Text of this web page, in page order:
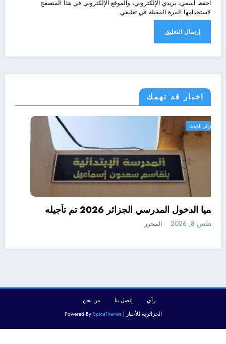
احفظ اسمي، بريدي الإلكتروني، والموقع الإلكتروني في هذا المتصفح
لاستخدامها المرة المقبلة في تعليقي.
اخبار قد تهمك
الجزائر الحدث
رسميا الدخول المدرسي الجزائر 2026 تم تأجيله
أغسطس 8, 2026
رأي إتصل بنا
من نحن
الجزائرية للأخبار | Powered BySpiceThemes